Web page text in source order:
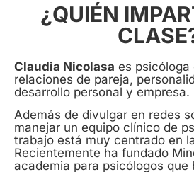
¿QUIÉN
Claudia Nicolasa es psicóloga
relaciones de pareja,
desarrollo personal y empresa.
Además de divulgar en redes
manejar un equipo clínico de
trabajo está muy centrado en
Recientemente ha fundado
academia para psicólogos que